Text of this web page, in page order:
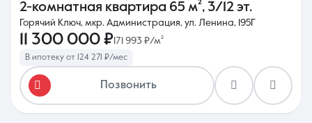
2-комнатная квартира 65 м², 3/12 эт.
Горячий Ключ, мкр. Администрация, ул. Ленина, 195Г
11 300 000 ₽ 171 993 ₽/м²
В ипотеку от 124 271 ₽/мес
Позвонить